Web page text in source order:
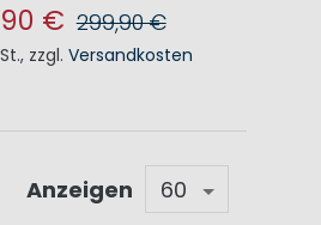
€ 299,90 €
, zzgl.Versandkosten
Anzeigen